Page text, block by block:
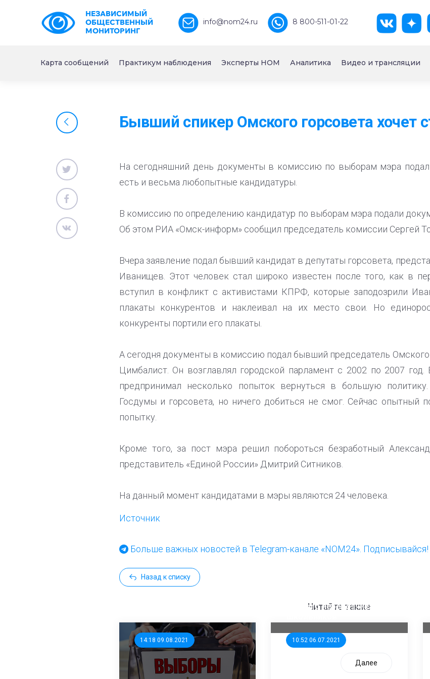
НЕЗАВИСИМЫЙ
ОБЩЕСТВЕННЫЙ
МОНИТОРИНГ
info@nom24.ru 8 800-511-01-22
Карта сообщений Практикум наблюдения Эксперты НОМ Аналитика Видео и трансляции
Бывший спикер Омского горсовета хочет
На сегодняшний день документы в комиссию по выборам мэра
есть и весьма любопытные кандидатуры.
В комиссию по определению кандидатур по выборам мэра подали
Об этом РИА «Омск-информ» сообщил председатель комиссии Сергей
Вчера заявление подал бывший кандидат в депутаты горсовета,
Иванищев. Этот человек стал широко известен после того, как в
вступил в конфликт с активистами КПРФ, которые заподозрили
плакаты конкурентов и наклеивал на их место свои. Но
конкуренты портили его плакаты.
А сегодня документы в комиссию подал бывший председатель Омского
Цимбалист. Он возглавлял городской парламент с 2002 по 2007
предпринимал несколько попыток вернуться в большую
Госдумы и горсовета, но ничего добиться не смог. Сейчас опытный
попытку.
Кроме того, за пост мэра решил побороться безработный
представитель «Единой России» Дмитрий Ситников.
На данный момент кандидатами в мэры являются 24 человека.
Источник
Больше важных новостей в Telegram-канале «NOM24». Подписывайся!
Назад к списку
Читайте также
14:18 09.08.2021 10:52 06.07.2021
единого перевозчика для
Далее